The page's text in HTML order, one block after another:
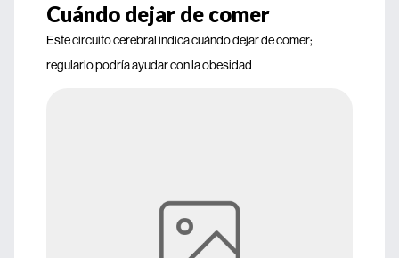
Cuándo dejar de comer
Este circuito cerebral indica cuándo dejar de comer;
regularlo podría ayudar con la obesidad